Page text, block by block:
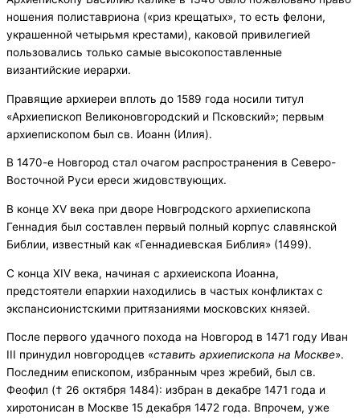
ношения полиставриона («риз крещатых», то есть фелони,
украшенной четырьмя крестами), каковой привилегией
пользовались только самые высокопоставленные
византийские иерархи.
Правящие архиереи вплоть до 1589 года носили титул
«Архиепископ Великоновгородский и Псковский»; первым
архиепископом был св. Иоанн (Илия).
В 1470-е Новгород стал очагом распространения в Северо-
Восточной Руси ереси жидовствующих.
В конце XV века при дворе Новгродского архиепископа
Геннадия был составлен первый полный корпус славянской
Библии, известный как «Геннадиевская Библия» (1499).
С конца XIV века, начиная с архиеископа Иоанна,
предстоятели епархии находились в частых конфликтах с
экспансионистскими притязаниями московских князей.
После первого удачного похода на Новгород в 1471 году Иван
III принудил новгородцев «ставить архиепископа на Москве».
Последним епископом, избранным чрез жребий, был св.
Феофил († 26 октября 1484): избран в декабре 1471 года и
хиротонисан в Москве 15 декабря 1472 года. Впрочем, уже